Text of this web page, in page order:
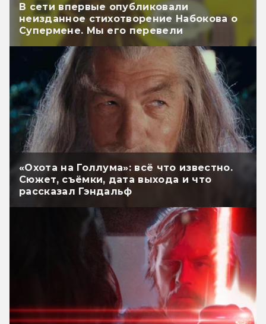
В сети впервые опубликовали
неизданное стихотворение Набокова о
Супермене. Мы его перевели
«Охота на Голлума»: всё что известно.
Сюжет, съёмки, дата выхода и что
рассказал Гэндальф